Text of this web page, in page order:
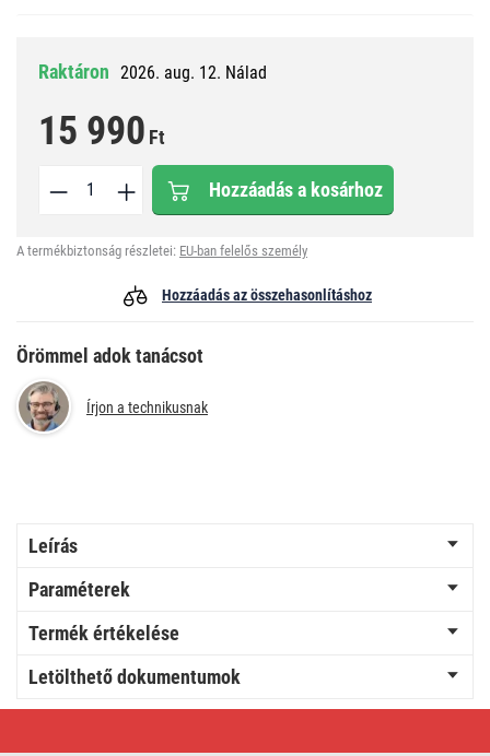
Raktáron 2026. aug. 12. Nálad
15 990 Ft
Hozzáadás a kosárhoz
A termékbiztonság részletei: EU-ban felelős személy
Hozzáadás az összehasonlításhoz
Örömmel adok tanácsot
Írjon a technikusnak
Leírás
Paraméterek
Termék értékelése
Letölthető dokumentumok